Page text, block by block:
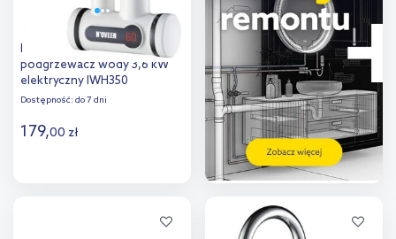
Noveen przepływowy
podgrzewacz wody 3,6 kW
elektryczny IWH350
Dostępność: do 7 dni
179,00 zł